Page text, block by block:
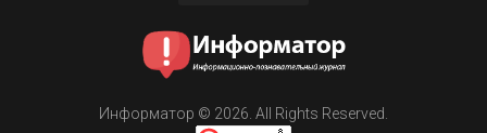
Информатор © 2026. All Rights Reserved.